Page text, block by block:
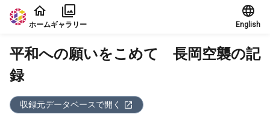
本文に飛ぶ
ホームギャラリー English
平和への願いをこめて 長岡空襲の記
録
収録元データベースで開く